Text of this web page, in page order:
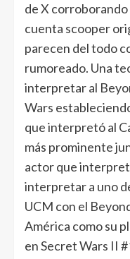
de X
cuenta scooper
parecen del todo
rumoreado. Una
interpretar al
Wars
que interpretó al
más prominente
actor que
interpretar a uno
UCM con el
América como su
en Secret Wars II